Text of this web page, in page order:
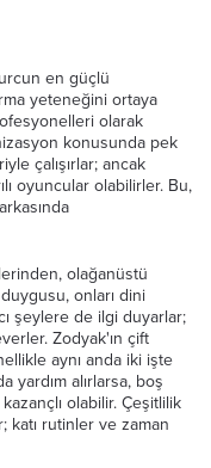
en güçlü
yeteneğini ortaya
olarak
konusunda pek
çalışırlar; ancak
oyuncular olabilirler. Bu,
olağanüstü
onları dini
şeylere de ilgi duyarlar;
Zodyak'ın çift
aynı anda iki işte
yardım alırlarsa, boş
kazançlı olabilir. Çeşitlilik
katı rutinler ve zaman